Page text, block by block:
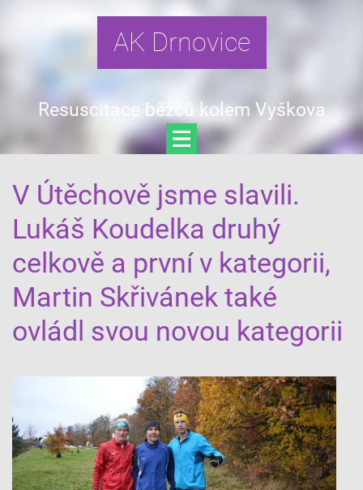
AK Drnovice
Resuscitace běžců kolem Vyškova
V Útěchově jsme slavili.
Lukáš Koudelka druhý
celkově a první v kategorii,
Martin Skřivánek také
ovládl svou novou kategorii